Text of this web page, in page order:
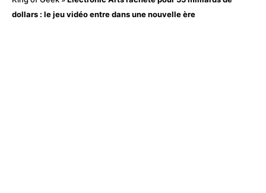
dollars : le jeu vidéo entre dans une nouvelle ère